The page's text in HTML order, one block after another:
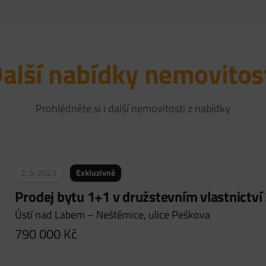
nabídky
Prohlédněte si i další nemovitosti z nabídky
2. 5. 2023 Exkluzivně
Prodej bytu 1+1 v družstevním vlastnictví
Ústí nad Labem – Neštěmice, ulice Peškova
790 000 Kč